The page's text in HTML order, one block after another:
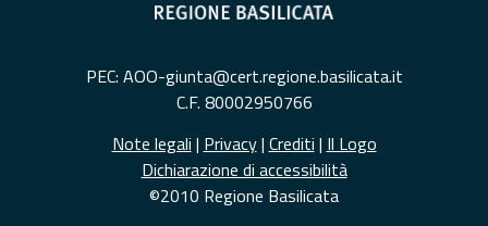
PEC: AOO-giunta@cert.regione.basilicata.it
C.F. 80002950766
Note legali | Privacy| Crediti | Il Logo
Dichiarazione di accessibilità
©2010 Regione Basilicata